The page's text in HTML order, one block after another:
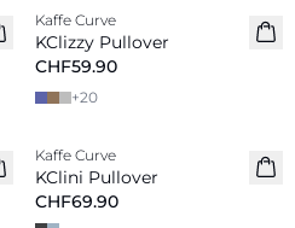
Kaffe Curve
KClizzy Pullover
CHF59.90
+20
Kaffe Curve
KClini Pullover
CHF69.90